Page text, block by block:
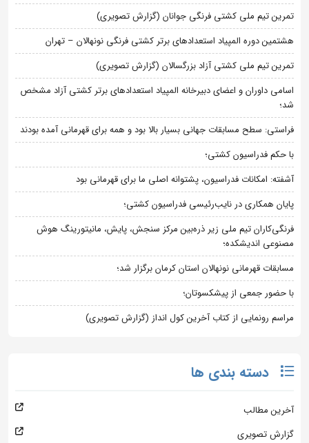
تمرین تیم ملی کشتی فرنگی جوانان (گزارش تصویری)
هشتمین دوره المپیاد استعدادهای برتر کشتی فرنگی نونهالان – تهران
تمرین تیم ملی کشتی آزاد بزرگسالان (گزارش تصویری)
اسامی داوران و اعضای دبیرخانه المپیاد استعدادهای برتر کشتی آزاد مشخص
شد؛
فراستی: سطح مسابقات جهانی بسیار بالا بود و همه برای قهرمانی آمده بودند
با حکم فدراسیون کشتی؛
آشفته: امکانات فدراسیون، پشتوانه اصلی ما برای قهرمانی بود
پایان همکاری در نایب‌رئیسی فدراسیون کشتی؛
فرنگی‌کاران تیم ملی زیر ذره‌بین مرکز سنجش، پایش، مانیتورینگ هوش
مصنوعی اندیشکده؛
مسابقات قهرمانی نونهالان استان کرمان برگزار شد؛
با حضور جمعی از پیشکسوتان؛
مراسم رونمایی از کتاب آخرین کول انداز (گزارش تصویری)
دسته بندی ها
آخرین مطالب
گزارش تصویری